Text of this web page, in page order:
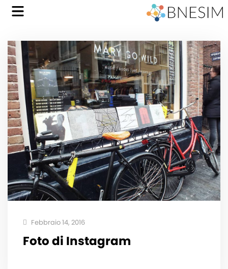
Febbraio 14, 2016
Foto di Instagram